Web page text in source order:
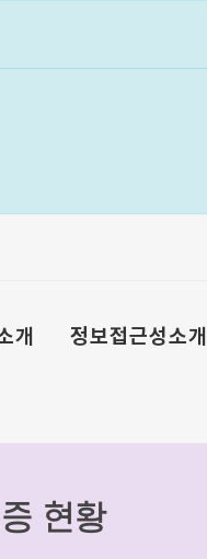
개 정보접근성소개
현황